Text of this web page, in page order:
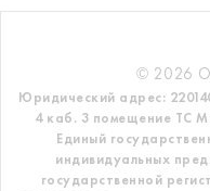
© 2026
Юридический адрес:
4 каб. 3 помещение ТС
Единый
индивидуальных
государственной